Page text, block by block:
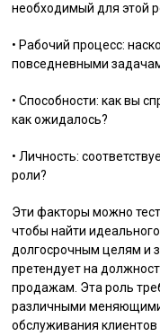
необходимый для этой
• Рабочий процесс:
повседневными
• Способности: как вы
как ожидалось?
• Личность:
роли?
Эти факторы можно
чтобы найти
долгосрочным целям и
претендует на
продажам. Эта роль
различными
обслуживания